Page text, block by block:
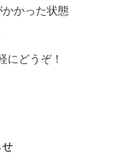
かった状態
にどうぞ！
せ